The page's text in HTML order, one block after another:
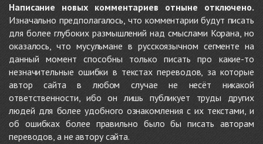
Написание новых комментариев отныне отключено.
Изначально предполагалось, что комментарии будут писать
для более глубоких размышлений над смыслами Корана, но
оказалось, что мусульмане в русскоязычном сегменте на
данный момент способны только писать про какие-то
незначительные ошибки в текстах переводов, за которые
автор сайта в любом случае не несёт никакой
ответственности, ибо он лишь публикует труды других
людей для более удобного ознакомления с их текстами, и
об ошибках более правильно было бы писать авторам
переводов, а не автору сайта.